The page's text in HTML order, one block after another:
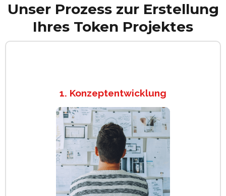
Unser Prozess zur Erstellung
Ihres Token Projektes
1. Konzeptentwicklung